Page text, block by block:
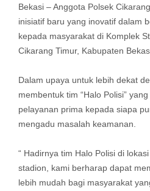
Bekasi – Anggota Polsek
inisiatif baru yang inovatif dalam
kepada masyarakat di Komplek
Cikarang Timur, Kabupaten
Dalam upaya untuk lebih dekat
membentuk tim “Halo Polisi”
pelayanan prima kepada siapa
mengadu masalah keamanan.
“ Hadirnya tim Halo Polisi di
stadion, kami berharap dapat
lebih mudah bagi masyarakat